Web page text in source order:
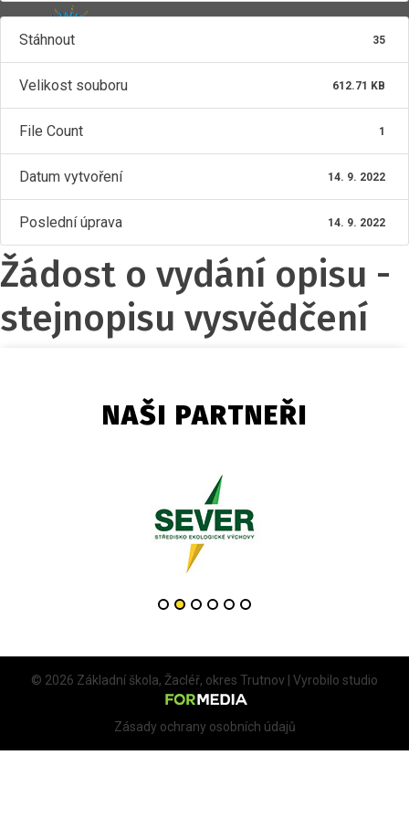
Stáhnout 35
Velikost souboru 612.71 KB
File Count 1
Datum vytvoření 14. 9. 2022
Poslední úprava 14. 9. 2022
Žádost o vydání opisu -
stejnopisu vysvědčení
NAŠI PARTNEŘI
© 2026 Základní škola, Žacléř, okres Trutnov | Vyrobilo studio
Zásady ochrany osobních údajů